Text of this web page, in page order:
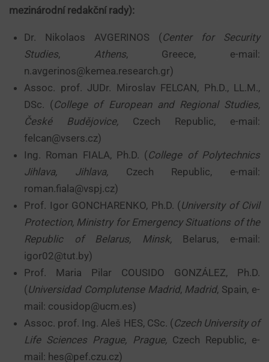
mezinárodní redakční rady):
Dr. Nikolaos AVGERINOS (Center for Security
Studies, Athens, Greece, e-mail:
n.avgerinos@kemea.research.gr)
Assoc. prof. JUDr. Miroslav FELCAN, Ph.D., LL.M.,
DSc. (College of European and Regional Studies,
České Budějovice, Czech Republic, e-mail:
felcan@vsers.cz)
Ing. Roman FIALA, Ph.D. (College of Polytechnics
Jihlava, Jihlava, Czech Republic, e-mail:
roman.fiala@vspj.cz)
Prof. Igor GONCHARENKO, Ph.D. (University of Civil
Protection, Ministry for Emergency Situations of the
Republic of Belarus, Minsk, Belarus, e-mail:
igor02@tut.by)
Prof. Maria Pilar COUSIDO GONZÁLEZ, Ph.D.
(Universidad Complutense Madrid, Madrid, Spain, e-
mail: cousidop@ucm.es)
Assoc. prof. Ing. Aleš HES, CSc. (Czech University of
Life Sciences Prague, Prague, Czech Republic, e-
mail: hes@pef.czu.cz)